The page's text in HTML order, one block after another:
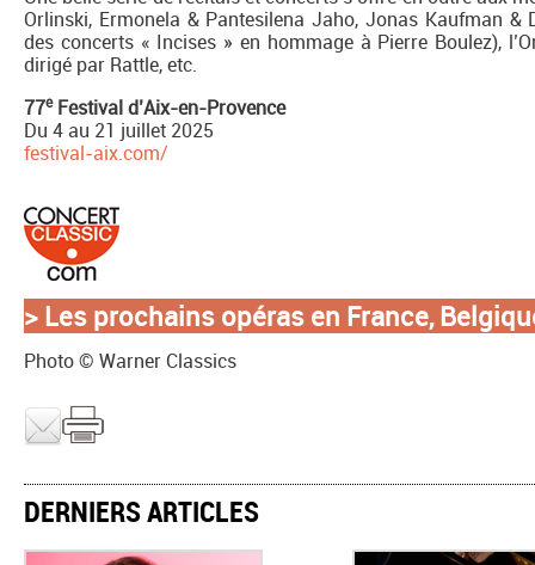
Orlinski, Ermonela & Pantesilena Jaho, Jonas Kaufman
des concerts « Incises » en hommage à Pierre Boulez),
dirigé par Rattle, etc.
77eFestival d’Aix-en-Provence
Du 4 au 21 juillet 2025
festival-aix.com/
> Les prochains opéras en France,
Photo © Warner Classics
DERNIERS ARTICLES